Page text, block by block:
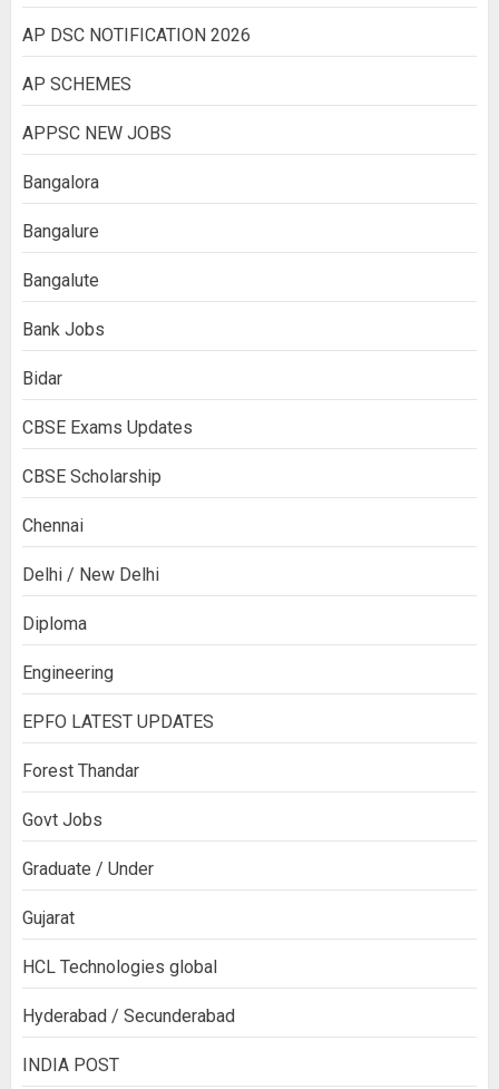
AP DSC NOTIFICATION 2026
AP SCHEMES
APPSC NEW JOBS
Bangalora
Bangalure
Bangalute
Bank Jobs
Bidar
CBSE Exams Updates
CBSE Scholarship
Chennai
Delhi / New Delhi
Diploma
Engineering
EPFO LATEST UPDATES
Forest Thandar
Govt Jobs
Graduate / Under
Gujarat
HCL Technologies global
Hyderabad / Secunderabad
INDIA POST